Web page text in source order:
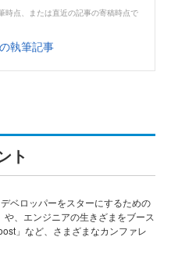
時点、または直近の記事の寄稿時点で
執筆記事
ト
ベロッパーをスターにするための
、エンジニアの生きざまをブース
」など、さまざまなカンファレ